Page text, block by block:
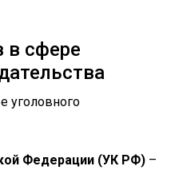
в сфере
Федерации (УК РФ) –